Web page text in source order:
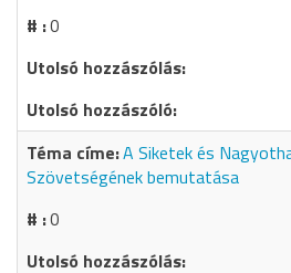
0
A Siketek és
Szövetségének bemutatása
0